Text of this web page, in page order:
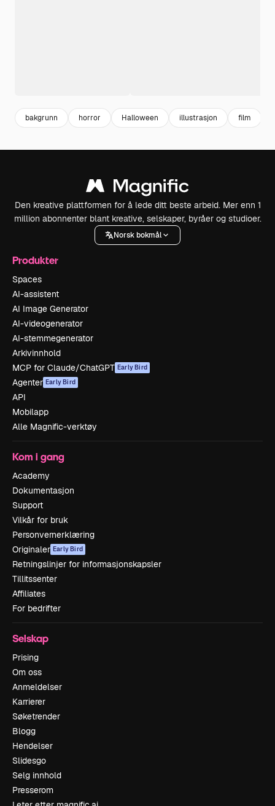
bakgrunn horror Halloween illustrasjon film
Den kreative plattformen for å lede ditt beste arbeid. Mer enn 1
million abonnenter blant kreative, selskaper, byråer og studioer.
Norsk bokmål
Produkter
Spaces
AI-assistent
AI Image Generator
AI-videogenerator
AI-stemmegenerator
Arkivinnhold
MCP for Claude/ChatGPT Early Bird
Agenter Early Bird
API
Mobilapp
Alle Magnific-verktøy
Kom i gang
Academy
Dokumentasjon
Support
Vilkår for bruk
Personvernerklæring
Originaler Early Bird
Retningslinjer for informasjonskapsler
Tillitssenter
Affiliates
For bedrifter
Selskap
Prising
Om oss
Anmeldelser
Karrierer
Søketrender
Blogg
Hendelser
Slidesgo
Selg innhold
Presserom